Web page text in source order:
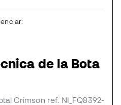
de la Bota
Crimson ref. NI_FQ8392-